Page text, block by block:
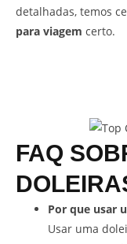
detalhadas, temos
para viagem certo.
FAQ
Por que usar
Usar uma